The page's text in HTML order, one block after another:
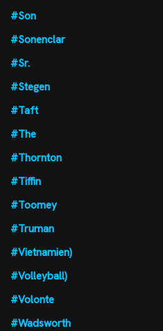
#Son
#Sonenclar
#Sr.
#Stegen
#Taft
#The
#Thornton
#Tiffin
#Toomey
#Truman
#Vietnamien)
#Volleyball)
#Volonte
#Wadsworth